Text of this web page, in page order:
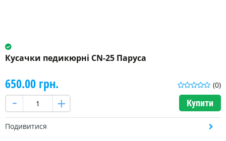
Кусачки педикюрні CN-25 Паруса
(0)
650.00 грн.
Купити
Подивитися